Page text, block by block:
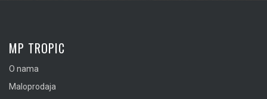
MP TROPIC
O nama
Maloprodaja